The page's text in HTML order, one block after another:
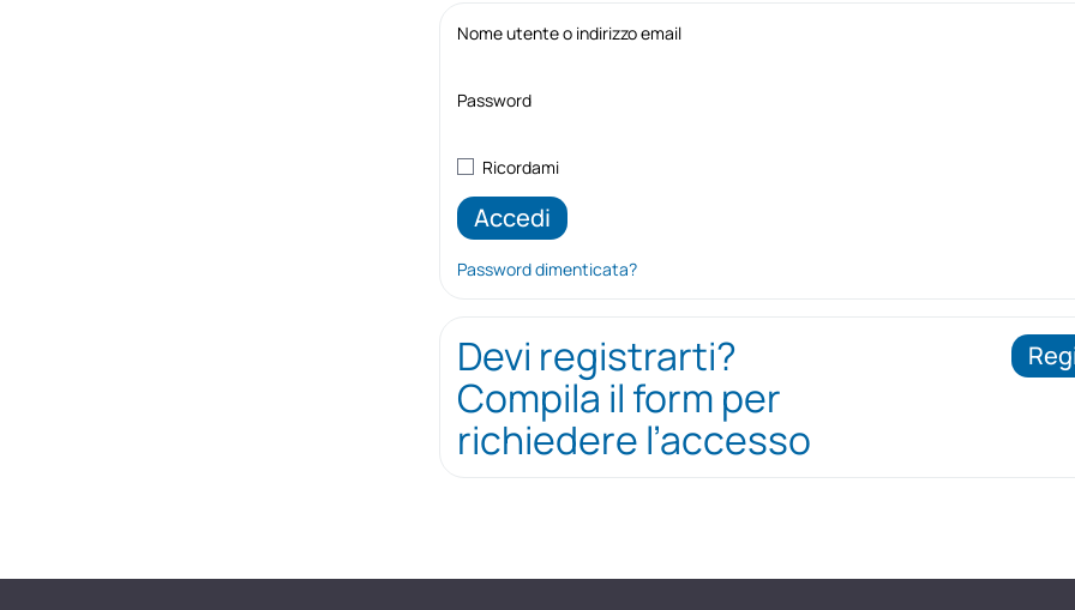
Nome utente o indirizzo email
Password
Ricordami
Password dimenticata?
Devi registrarti?
Compila il form per
richiedere l’accesso